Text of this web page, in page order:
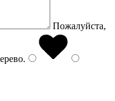
Пожалуйста,
.